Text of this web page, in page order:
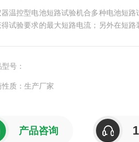
温控型电池短路试验机合多种电池短
得试验要求的最大短路电流；另外在短
号：
性质：生产厂家
产品咨询